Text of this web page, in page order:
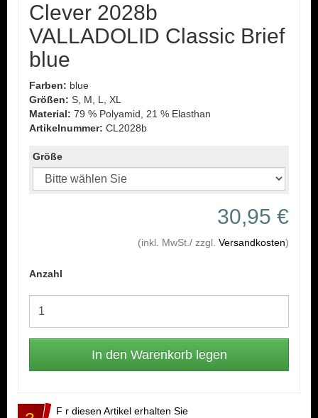
Clever 2028b
VALLADOLID Classic Brief
blue
Farben: blue
Größen: S, M, L, XL
Material: 79 % Polyamid, 21 % Elasthan
Artikelnummer: CL2028b
Größe
30,95 €
(inkl. MwSt./ zzgl. Versandkosten)
Anzahl
F r diesen Artikel erhalten Sie